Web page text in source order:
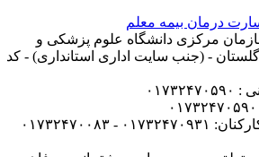
درمان بیمه معلم
مرکزی دانشگاه علوم پزشکی و
- (جنب سایت اداری استانداری) - کد